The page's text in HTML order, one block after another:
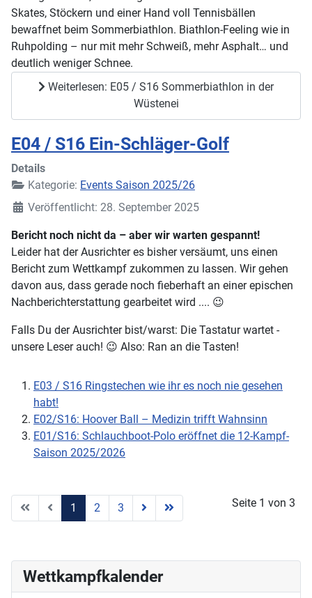
Skates, Stöckern und einer Hand voll Tennisbällen
bewaffnet beim Sommerbiathlon. Biathlon-Feeling wie in
Ruhpolding – nur mit mehr Schweiß, mehr Asphalt… und
deutlich weniger Schnee.
Weiterlesen: E05 / S16 Sommerbiathlon in der
Wüstenei
E04 / S16 Ein-Schläger-Golf
Details
Kategorie: Events Saison 2025/26
Veröffentlicht: 28. September 2025
Bericht noch nicht da – aber wir warten gespannt!
Leider hat der Ausrichter es bisher versäumt, uns einen
Bericht zum Wettkampf zukommen zu lassen. Wir gehen
davon aus, dass gerade noch fieberhaft an einer epischen
Nachberichterstattung gearbeitet wird .... 😉
Falls Du der Ausrichter bist/warst: Die Tastatur wartet -
unsere Leser auch! 😉 Also: Ran an die Tasten!
E03 / S16 Ringstechen wie ihr es noch nie gesehen
habt!
E02/S16: Hoover Ball – Medizin trifft Wahnsinn
E01/S16: Schlauchboot-Polo eröffnet die 12-Kampf-
Saison 2025/2026
Seite 1 von 3
1 2 3
Wettkampfkalender